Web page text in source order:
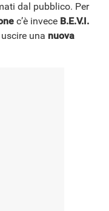
dal pubblico. Per
c’è invece B.E.V.I.
una nuova